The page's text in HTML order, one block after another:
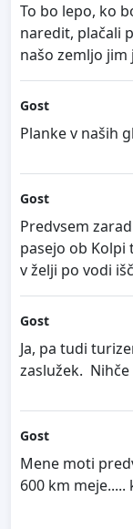
To bo lepo, ko
naredit, plačali
našo zemljo jim
Gost
Planke v naših
Gost
Predvsem
pasejo ob Kolpi
v želji po vodi
Gost
Ja, pa tudi
zaslužek. Nihče
Gost
Mene moti
600 km